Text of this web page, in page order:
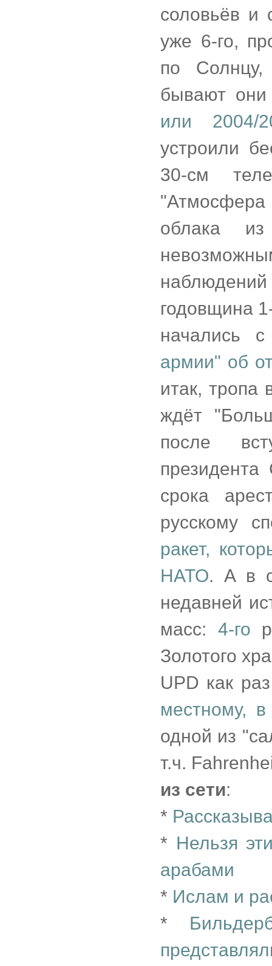
соловьёв и
уже 6-го,
по
бывают
или 2004/
устроили
30-см
облака
годовщина
начались
армии" об
итак, тропа
ждёт
после
срока
русскому
ракет,
НАТО. А в
недавней
масс: 4-го
Золотого
UPD как
местному,
одной из
т.ч.
из сети:
*
* Нельзя
арабами
* Ислам и
*